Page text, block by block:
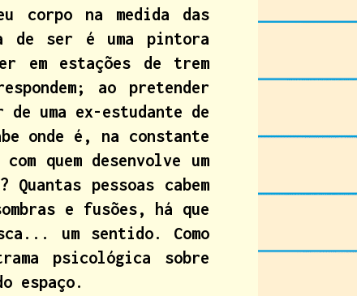
corpo na medida das
de ser é uma pintora
em estações de trem
ao pretender
uma ex-estudante de
onde é, na constante
quem desenvolve um
pessoas cabem
e fusões, há que
um sentido. Como
psicológica sobre
espaço.